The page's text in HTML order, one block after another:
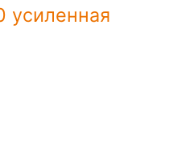
усиленная